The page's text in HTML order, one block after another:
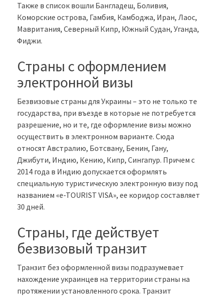
Также в список вошли Бангладеш, Боливия,
Коморские острова, Гамбия, Камбоджа, Иран, Лаос,
Мавритания, Северный Кипр, Южный Судан, Уганда,
Фиджи.
Страны с оформлением
электронной визы
Безвизовые страны для Украины – это не только те
государства, при въезде в которые не потребуется
разрешение, но и те, где оформление визы можно
осуществить в электронном варианте. Сюда
относят Австралию, Ботсвану, Бенин, Гану,
Джибути, Индию, Кению, Кипр, Сингапур. Причем с
2014 года в Индию допускается оформлять
специальную туристическую электронную визу под
названием «e-TOURIST VISA», ее коридор составляет
30 дней.
Страны, где действует
безвизовый транзит
Транзит без оформленной визы подразумевает
нахождение украинцев на территории страны на
протяжении установленного срока. Транзит